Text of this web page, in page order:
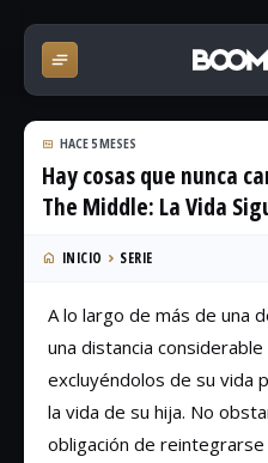
HACE 5 MESES
Hay cosas que nunca
The Middle: La Vida
INICIO SERIE
A lo largo de más de una
una distancia
excluyéndolos de su vida
la vida de su hija. No
obligación de